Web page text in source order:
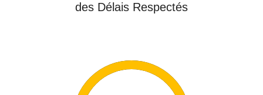
des Délais Respectés